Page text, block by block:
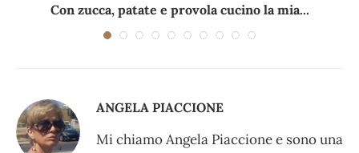
Con zucca, patate e provola cucino la mia...
ANGELA PIACCIONE
Mi chiamo Angela Piaccione e sono una